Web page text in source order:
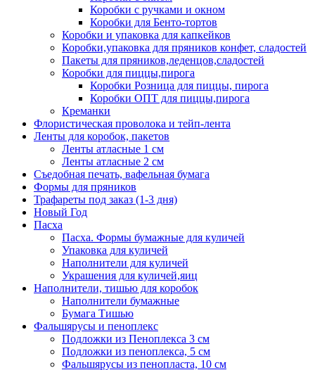
Коробки с ручками и окном
Коробки для Бенто-тортов
Коробки и упаковка для капкейков
Коробки,упаковка для пряников конфет, сладостей
Пакеты для пряников,леденцов,сладостей
Коробки для пиццы,пирога
Коробки Розница для пиццы, пирога
Коробки ОПТ для пиццы,пирога
Креманки
Флористическая проволока и тейп-лента
Ленты для коробок, пакетов
Ленты атласные 1 см
Ленты атласные 2 см
Съедобная печать, вафельная бумага
Формы для пряников
Трафареты под заказ (1-3 дня)
Новый Год
Пасха
Пасха. Формы бумажные для куличей
Упаковка для куличей
Наполнители для куличей
Украшения для куличей,яиц
Наполнители, тишью для коробок
Наполнители бумажные
Бумага Тишью
Фальшярусы и пеноплекс
Подложки из Пеноплекса 3 см
Подложки из пеноплекса, 5 см
Фальшярусы из пенопласта, 10 см